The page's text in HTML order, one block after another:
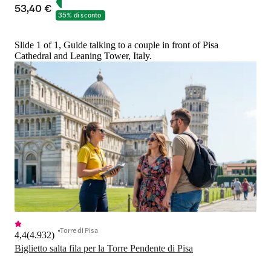
53,40 € 35% di sconto
Slide 1 of 1, Guide talking to a couple in front of Pisa
Cathedral and Leaning Tower, Italy.
Biglietto salta fila per la Torre Pendente di Pisa
4,4(4.932) Torre di Pisa